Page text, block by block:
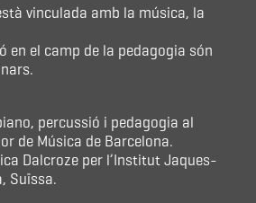
vinculada amb la música, la
en el camp de la pedagogia són
percussió i pedagogia al
de Música de Barcelona.
Dalcroze per l’Institut Jaques-
Suïssa.